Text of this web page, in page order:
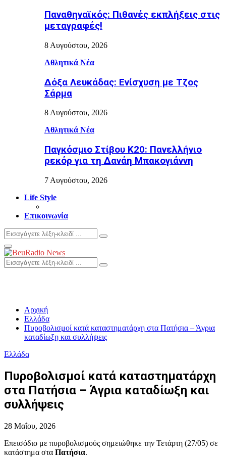
Παναθηναϊκός: Πιθανές εκπλήξεις στις
μεταγραφές!
8 Αυγούστου, 2026
Αθλητικά Νέα
Δόξα Λευκάδας: Ενίσχυση με Τζος
Σάρμα
8 Αυγούστου, 2026
Αθλητικά Νέα
Παγκόσμιο Στίβου Κ20: Πανελλήνιο
ρεκόρ για τη Δανάη Μπακογιάννη
7 Αυγούστου, 2026
Life Style
Επικοινωνία
Search
for:
Search
Primary
Menu
Search
for:
Search
Αρχική
Ελλάδα
Πυροβολισμοί κατά καταστηματάρχη στα Πατήσια – Άγρια
καταδίωξη και συλλήψεις
Ελλάδα
Πυροβολισμοί κατά καταστηματάρχη
στα Πατήσια – Άγρια καταδίωξη και
συλλήψεις
28 Μαΐου, 2026
Επεισόδιο με πυροβολισμούς σημειώθηκε την Τετάρτη (27/05) σε
κατάστημα στα Πατήσια.